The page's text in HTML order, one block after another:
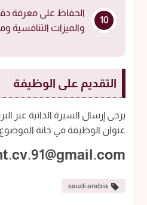
الحفاظ على معرفة
والميزات التنافسية
التقديم على الوظيفة
يرجى إرسال السيرة الذاتية عبر
عنوان الوظيفة في خانة
saudi arabia